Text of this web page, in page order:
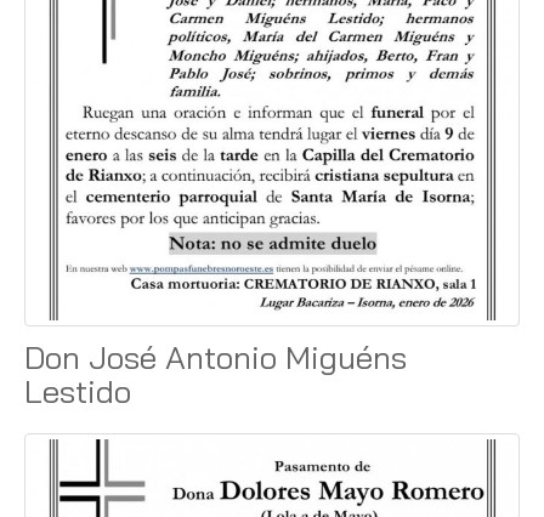
Don José Antonio Miguéns
Lestido